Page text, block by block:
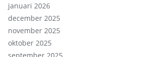
januari 2026
december 2025
november 2025
oktober 2025